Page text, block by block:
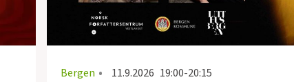
Bergen • 11.9.2026 19:00-20:15